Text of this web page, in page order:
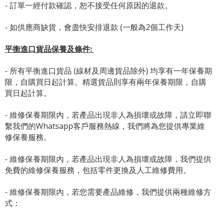
- 訂單一經付款確認，恕不接受任何原因的退款。
- 如供應商缺貨，會盡快安排退款 (一般為2個工作天)
平衡進口貨品保養及條件:
- 所有平衡進口貨品 (線材及周邊貨品除外) 均享有一年保養期
限，自購買日起計算。精選貨品則享有兩年保養期限，自購
買日起計算。
- 維修保養期限內，若產品出現非人為損壞或故障，請立即聯
繫我們的Whatsapp客戶服務熱線，我們將為您提供專業維
修保養服務。
- 維修保養期限內，若產品出現非人為損壞或故障，我們提供
免費的維修保養服務，包括零件更換及人工維修費用。
- 維修保養期限內，若您需要產品維修，我們提供兩種維修方
式：